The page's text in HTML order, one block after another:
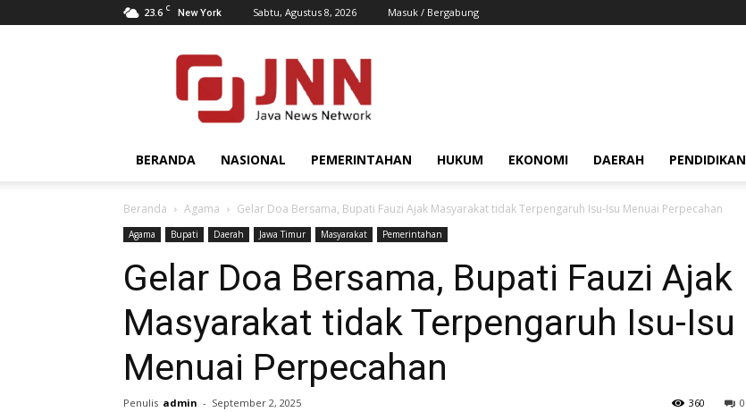
23.6 C New York Sabtu, Agustus 8, 2026 Masuk / Bergabung
JNN.co.id
BERANDA NASIONAL PEMERINTAHAN HUKUM EKONOMI DAERAH PENDIDIKAN
Beranda Agama Gelar Doa Bersama, Bupati Fauzi Ajak Masyarakat tidak Terpengaruh Isu-Isu Menuai Perpecahan
Agama Bupati Daerah Jawa Timur Masyarakat Pemerintahan
Gelar Doa Bersama, Bupati Fauzi Ajak
Masyarakat tidak Terpengaruh Isu-Isu
Menuai Perpecahan
Penulis admin - September 2, 2025 0
360